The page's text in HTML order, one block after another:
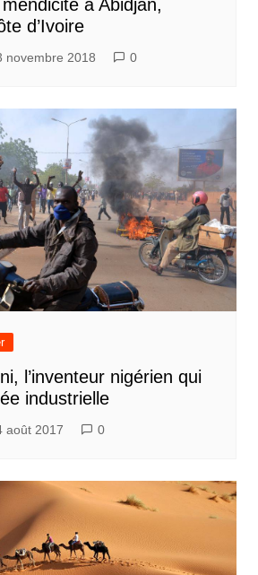
à Abidjan,
d’Ivoire
novembre 2018 0
l’inventeur nigérien qui
industrielle
août 2017 0